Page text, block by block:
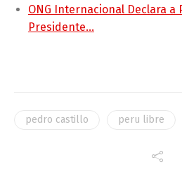
ONG Internacional Declara a
Presidente…
pedro castillo peru libre